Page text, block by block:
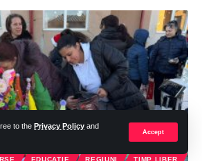
to the Privacy Policy and
Accept
EDUCATIE REGIUNI TIMP LIBER